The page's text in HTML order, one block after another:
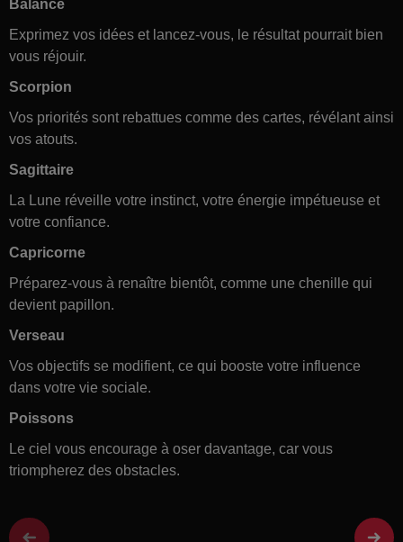
Balance
Exprimez vos idées et lancez-vous, le résultat pourrait bien
vous réjouir.
Scorpion
Vos priorités sont rebattues comme des cartes, révélant ainsi
vos atouts.
Sagittaire
La Lune réveille votre instinct, votre énergie impétueuse et
votre confiance.
Capricorne
Préparez-vous à renaître bientôt, comme une chenille qui
devient papillon.
Verseau
Vos objectifs se modifient, ce qui booste votre influence
dans votre vie sociale.
Poissons
Le ciel vous encourage à oser davantage, car vous
triompherez des obstacles.